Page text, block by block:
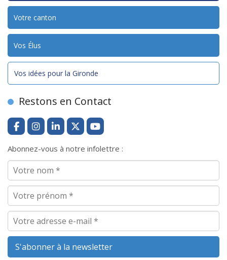
Votre canton
Vos Élus
Vos idées pour la Gironde
Restons en Contact
Abonnez-vous à notre infolettre :